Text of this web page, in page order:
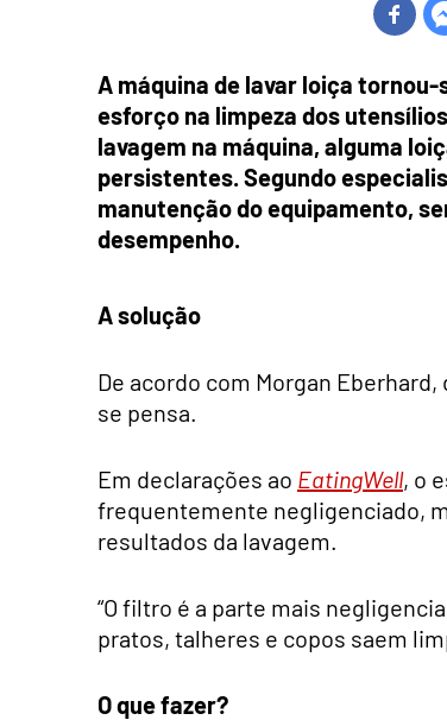
A máquina de lavar loiça
esforço na limpeza dos
lavagem na máquina, alguma
persistentes. Segundo
manutenção do equipamento,
desempenho.
A solução
De acordo com Morgan
se pensa.
Em declarações ao EatingWell, o
frequentemente negligenciado,
resultados da lavagem.
“O filtro é a parte mais
pratos, talheres e copos saem
O que fazer?